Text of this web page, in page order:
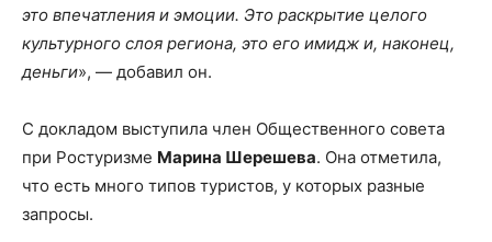
это впечатления и эмоции. Это раскрытие целого
культурного слоя региона, это его имидж и, наконец,
деньги», — добавил он.
С докладом выступила член Общественного совета
при Ростуризме Марина Шерешева. Она отметила,
что есть много типов туристов, у которых разные
запросы.